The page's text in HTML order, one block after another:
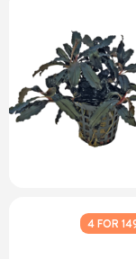
4 FOR